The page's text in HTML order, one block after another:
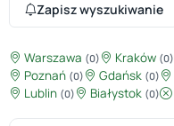
Zapisz wyszukiwanie
Warszawa (0) Kraków (0)
Poznań (0) Gdańsk (0)
Lublin (0) Białystok (0)